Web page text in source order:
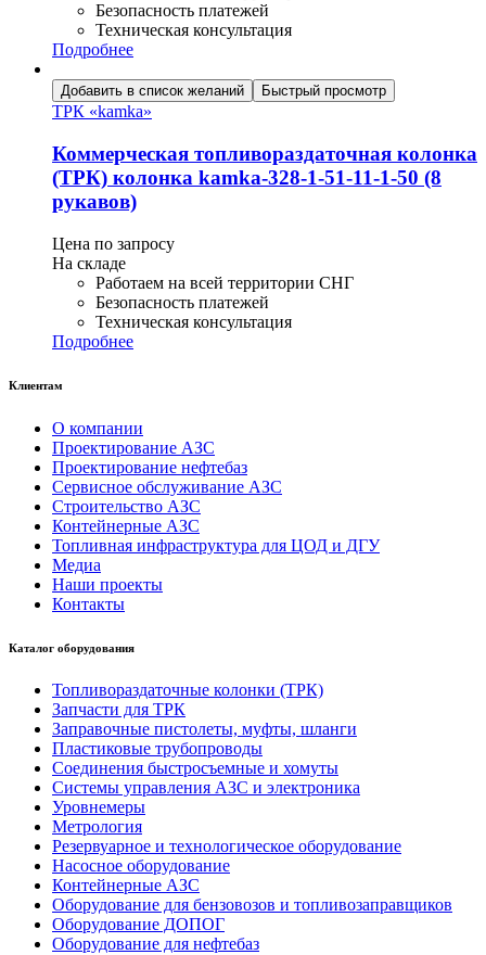
Безопасность платежей
Техническая консультация
Подробнее
Добавить в список желаний Быстрый просмотр
ТРК «kamka»
Коммерческая топливораздаточная колонка
(ТРК) колонка kamka-328-1-51-11-1-50 (8
рукавов)
Цена по запросу
На складе
Работаем на всей территории СНГ
Безопасность платежей
Техническая консультация
Подробнее
Клиентам
О компании
Проектирование АЗС
Проектирование нефтебаз
Сервисное обслуживание АЗС
Строительство АЗС
Контейнерные АЗС
Топливная инфраструктура для ЦОД и ДГУ
Медиа
Наши проекты
Контакты
Каталог оборудования
Топливораздаточные колонки (ТРК)
Запчасти для ТРК
Заправочные пистолеты, муфты, шланги
Пластиковые трубопроводы
Соединения быстросъемные и хомуты
Системы управления АЗС и электроника
Уровнемеры
Метрология
Резервуарное и технологическое оборудование
Насосное оборудование
Контейнерные АЗС
Оборудование для бензовозов и топливозаправщиков
Оборудование ДОПОГ
Оборудование для нефтебаз